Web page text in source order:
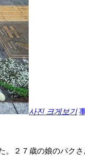
사진 크게보기
２７歳の娘のパ